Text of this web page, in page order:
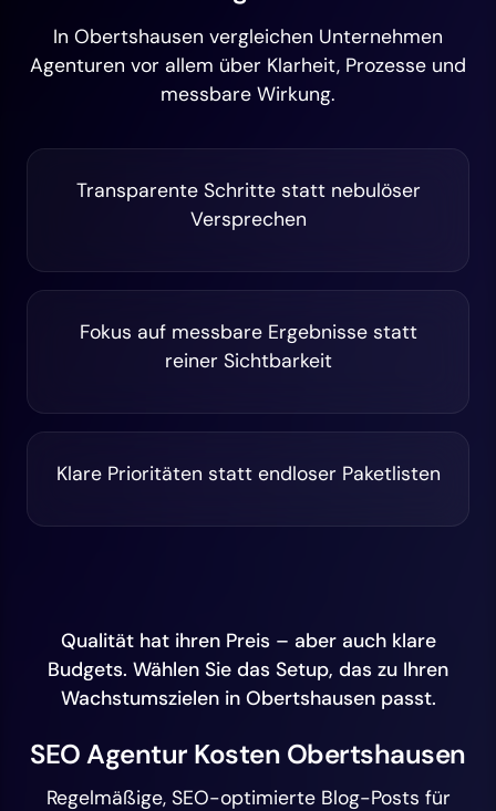
In Obertshausen vergleichen Unternehmen
Agenturen vor allem über Klarheit, Prozesse und
messbare Wirkung.
Transparente Schritte statt nebulöser
Versprechen
Fokus auf messbare Ergebnisse statt
reiner Sichtbarkeit
Klare Prioritäten statt endloser Paketlisten
Qualität hat ihren Preis – aber auch klare
Budgets. Wählen Sie das Setup, das zu Ihren
Wachstumszielen in Obertshausen passt.
SEO Agentur Kosten Obertshausen
Regelmäßige, SEO-optimierte Blog-Posts für